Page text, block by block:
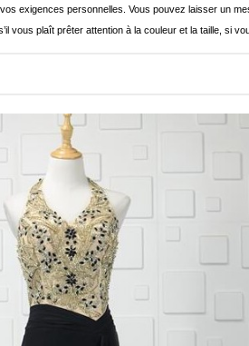
exigences personnelles. Vous pouvez laisser un
vous plaît prêter attention à la couleur et la taille, si